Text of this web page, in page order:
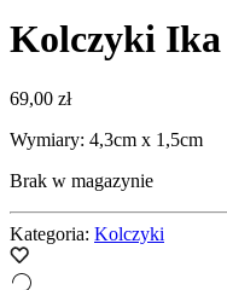
Kolczyki Ika
69,00 zł
Wymiary: 4,3cm x 1,5cm
Brak w magazynie
Kategoria: Kolczyki